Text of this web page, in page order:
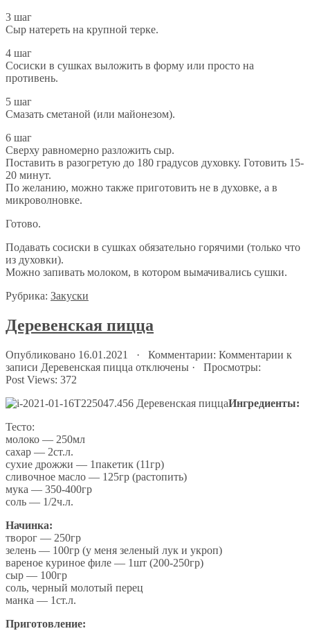
3 шаг
Сыр натереть на крупной терке.
4 шаг
Сосиски в сушках выложить в форму или просто на
противень.
5 шаг
Смазать сметаной (или майонезом).
6 шаг
Сверху равномерно разложить сыр.
Поставить в разогретую до 180 градусов духовку. Готовить 15-
20 минут.
По желанию, можно также приготовить не в духовке, а в
микроволновке.
Готово.
Подавать сосиски в сушках обязательно горячими (только что
из духовки).
Можно запивать молоком, в котором вымачивались сушки.
Рубрика: Закуски
Деревенская пицца
Опубликовано 16.01.2021 · Комментарии: Комментарии к
записи Деревенская пицца отключены · Просмотры:
Post Views: 372
Ингредиенты:
Тесто:
молоко — 250мл
сахар — 2ст.л.
сухие дрожжи — 1пакетик (11гр)
сливочное масло — 125гр (растопить)
мука — 350-400гр
соль — 1/2ч.л.
Начинка:
творог — 250гр
зелень — 100гр (у меня зеленый лук и укроп)
вареное куриное филе — 1шт (200-250гр)
сыр — 100гр
соль, черный молотый перец
манка — 1ст.л.
Приготовление: